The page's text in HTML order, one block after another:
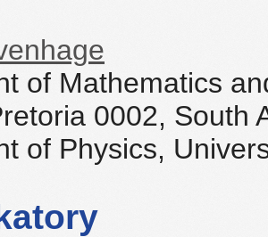
of Mathematics
0002, South
of Physics,